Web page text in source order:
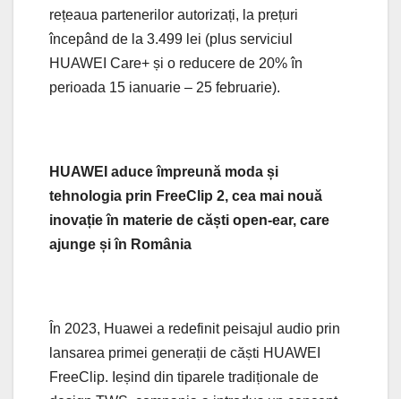
rețeaua partenerilor autorizați, la prețuri
începând de la 3.499 lei (plus serviciul
HUAWEI Care+ și o reducere de 20% în
perioada 15 ianuarie – 25 februarie).
HUAWEI aduce împreună moda și
tehnologia prin FreeClip 2, cea mai nouă
inovație în materie de căști open-ear, care
ajunge și în România
În 2023, Huawei a redefinit peisajul audio prin
lansarea primei generații de căști HUAWEI
FreeClip. Ieșind din tiparele tradiționale de